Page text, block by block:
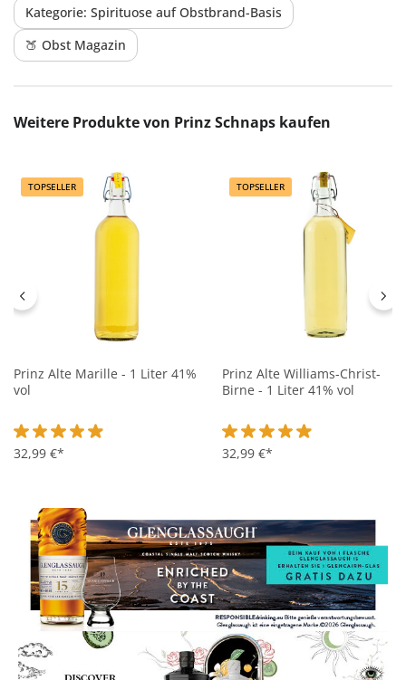
Kategorie: Spirituose auf Obstbrand-Basis
🍑 Obst Magazin
Produktgalerie überspringen
Weitere Produkte von Prinz Schnaps kaufen
TOPSELLER
Prinz Alte Marille - 1 Liter 41%
vol
Durchschnittliche Bewertung von 4.8 von 5 Sternen
32,99 €*
TOPSELLER
Prinz Alte Williams-Christ-
Birne - 1 Liter 41% vol
Durchschnittliche
32,99 €*